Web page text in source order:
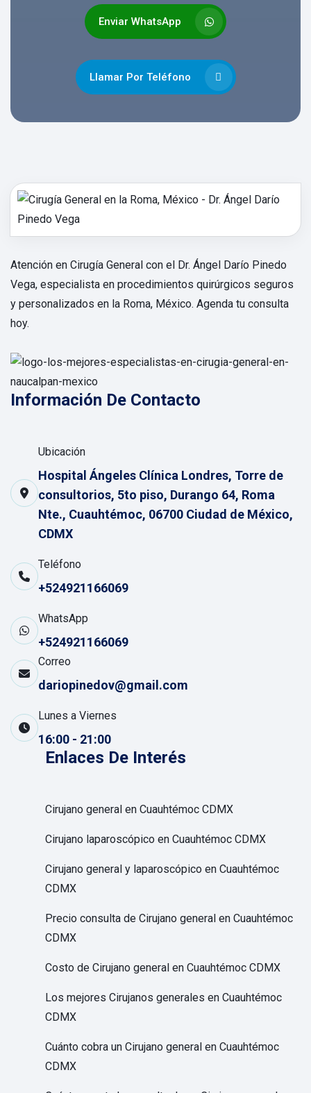
Enviar WhatsApp
Llamar Por Teléfono
Atención en Cirugía General con el Dr. Ángel Darío Pinedo
Vega, especialista en procedimientos quirúrgicos seguros
y personalizados en la Roma, México. Agenda tu consulta
hoy.
Información De Contacto
Ubicación
Hospital Ángeles Clínica Londres, Torre de
consultorios, 5to piso, Durango 64, Roma
Nte., Cuauhtémoc, 06700 Ciudad de México,
CDMX
Teléfono
+524921166069
WhatsApp
+524921166069
Correo
dariopinedov@gmail.com
Lunes a Viernes
16:00 - 21:00
Enlaces De Interés
Cirujano general en Cuauhtémoc CDMX
Cirujano laparoscópico en Cuauhtémoc CDMX
Cirujano general y laparoscópico en Cuauhtémoc
CDMX
Precio consulta de Cirujano general en Cuauhtémoc
CDMX
Costo de Cirujano general en Cuauhtémoc CDMX
Los mejores Cirujanos generales en Cuauhtémoc
CDMX
Cuánto cobra un Cirujano general en Cuauhtémoc
CDMX